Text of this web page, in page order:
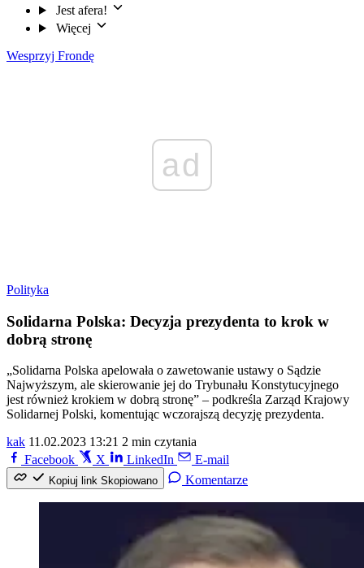
Jest afera!
Więcej
Wesprzyj Frondę
ad
Polityka
Solidarna Polska: Decyzja prezydenta to krok w
dobrą stronę
„Solidarna Polska apelowała o zawetowanie ustawy o Sądzie
Najwyższym, ale skierowanie jej do Trybunału Konstytucyjnego
jest również krokiem w dobrą stronę” – podkreśla Zarząd Krajowy
Solidarnej Polski, komentując wczorajszą decyzję prezydenta.
kak 11.02.2023 13:21 2 min czytania
Facebook
X LinkedIn E-mail
Kopiuj link Skopiowano Komentarze